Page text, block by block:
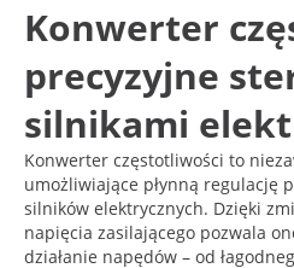
Konwerter
precyzyjne
silnikami
Konwerter częstotliwości to
umożliwiające płynną regulację
silników elektrycznych. Dzięki
napięcia zasilającego pozwala
działanie napędów – od